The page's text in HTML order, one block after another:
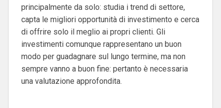
principalmente da solo: studia i trend di settore,
capta le migliori opportunità di investimento e cerca
di offrire solo il meglio ai propri clienti. Gli
investimenti comunque rappresentano un buon
modo per guadagnare sul lungo termine, ma non
sempre vanno a buon fine: pertanto è necessaria
una valutazione approfondita.